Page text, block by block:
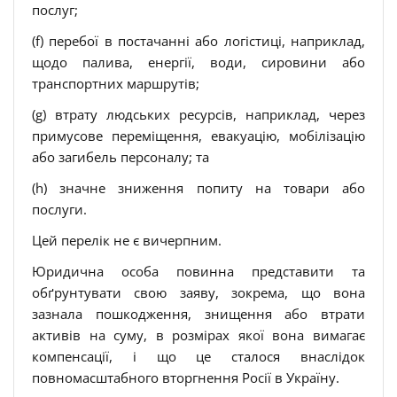
послуг;
(f) перебої в постачанні або логістиці, наприклад,
щодо палива, енергії, води, сировини або
транспортних маршрутів;
(g) втрату людських ресурсів, наприклад, через
примусове переміщення, евакуацію, мобілізацію
або загибель персоналу; та
(h) значне зниження попиту на товари або
послуги.
Цей перелік не є вичерпним.
Юридична особа повинна представити та
обґрунтувати свою заяву, зокрема, що вона
зазнала пошкодження, знищення або втрати
активів на суму, в розмірах якої вона вимагає
компенсації, і що це сталося внаслідок
повномасштабного вторгнення Росії в Україну.